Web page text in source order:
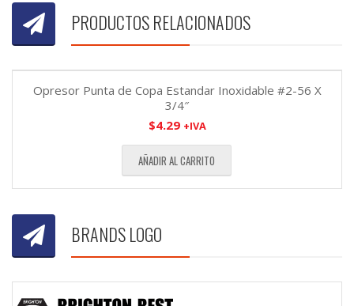
PRODUCTOS RELACIONADOS
Opresor Punta de Copa Estandar Inoxidable #2-56 X
3/4″
$4.29 +IVA
AÑADIR AL CARRITO
BRANDS LOGO